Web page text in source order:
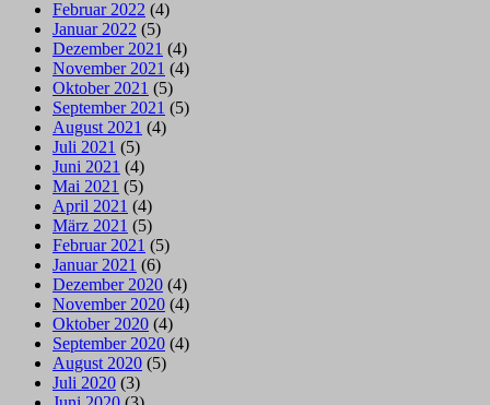
Februar 2022 (4)
Januar 2022 (5)
Dezember 2021 (4)
November 2021 (4)
Oktober 2021 (5)
September 2021 (5)
August 2021 (4)
Juli 2021 (5)
Juni 2021 (4)
Mai 2021 (5)
April 2021 (4)
März 2021 (5)
Februar 2021 (5)
Januar 2021 (6)
Dezember 2020 (4)
November 2020 (4)
Oktober 2020 (4)
September 2020 (4)
August 2020 (5)
Juli 2020 (3)